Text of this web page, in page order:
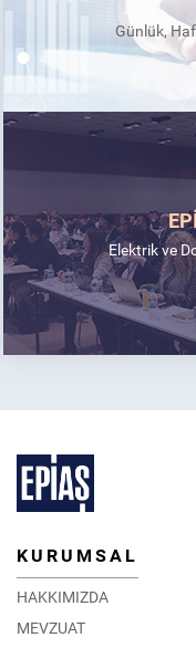
Günlük,
Elektrik ve
KURUMSAL
HAKKIMIZDA
MEVZUAT